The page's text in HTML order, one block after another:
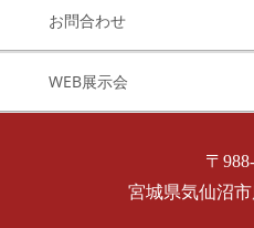
お問合わせ
WEB展示会
〒
宮城県気仙沼